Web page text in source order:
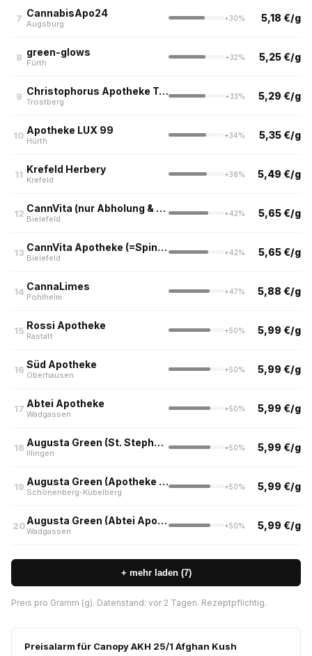
7 CannabisApo24
Augsburg
+30% 5,18 €/g
8 green-glows
Fürth
+32% 5,25 €/g
9 Christophorus Apotheke Trostberg
Trostberg
+33% 5,29 €/g
10 Apotheke LUX 99
Hürth
+34% 5,35 €/g
11 Krefeld Herbery
Krefeld
+38% 5,49 €/g
12 CannVita (nur Abholung & Botendienst)
Bielefeld
+42% 5,65 €/g
13 CannVita Apotheke (=Spindel-Apotheke)
Bielefeld
+42% 5,65 €/g
14 CannaLimes
Pohlheim
+47% 5,88 €/g
15 Rossi Apotheke
Rastatt
+50% 5,99 €/g
16 Süd Apotheke
Oberhausen
+50% 5,99 €/g
17 Abtei Apotheke
Wadgassen
+50% 5,99 €/g
18 Augusta Green (St. Stephanus Apotheke, Illingen)
Illingen
+50% 5,99 €/g
19 Augusta Green (Apotheke Kraus, Schönenberg-Kübelberg)
Schönenberg-Kübelberg
+50% 5,99 €/g
20 Augusta Green (Abtei Apotheke, Wadgassen)
Wadgassen
+50% 5,99 €/g
+ mehr laden (7)
Preis pro Gramm (g). Datenstand: vor 2 Tagen. Rezeptpflichtig.
Preisalarm für Canopy AKH 25/1 Afghan Kush